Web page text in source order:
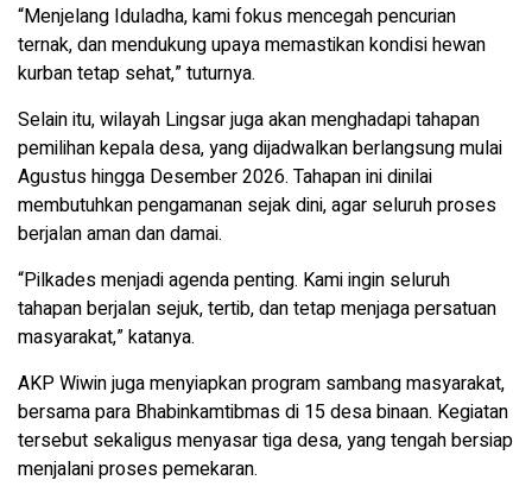
“Menjelang Iduladha, kami fokus mencegah pencurian
ternak, dan mendukung upaya memastikan kondisi hewan
kurban tetap sehat,” tuturnya.
Selain itu, wilayah Lingsar juga akan menghadapi tahapan
pemilihan kepala desa, yang dijadwalkan berlangsung mulai
Agustus hingga Desember 2026. Tahapan ini dinilai
membutuhkan pengamanan sejak dini, agar seluruh proses
berjalan aman dan damai.
“Pilkades menjadi agenda penting. Kami ingin seluruh
tahapan berjalan sejuk, tertib, dan tetap menjaga persatuan
masyarakat,” katanya.
AKP Wiwin juga menyiapkan program sambang masyarakat,
bersama para Bhabinkamtibmas di 15 desa binaan. Kegiatan
tersebut sekaligus menyasar tiga desa, yang tengah bersiap
menjalani proses pemekaran.